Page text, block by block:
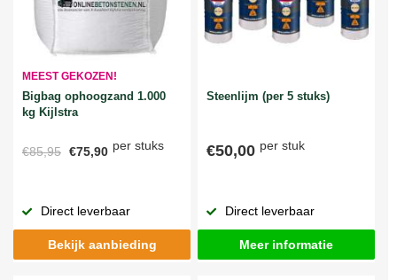
MEEST GEKOZEN!
Bigbag ophoogzand 1.000
kg Kijlstra
€85,95 €75,90 per stuks
Direct leverbaar
Bekijk aanbieding
Steenlijm (per 5 stuks)
€50,00 per stuk
Direct leverbaar
Meer informatie